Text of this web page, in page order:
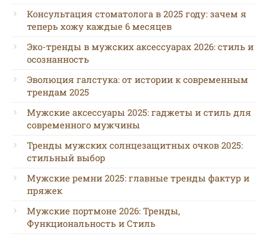
Консультация стоматолога в 2025 году: зачем я
теперь хожу каждые 6 месяцев
Эко-тренды в мужских аксессуарах 2026: стиль и
осознанность
Эволюция галстука: от истории к современным
трендам 2025
Мужские аксессуары 2025: гаджеты и стиль для
современного мужчины
Тренды мужских солнцезащитных очков 2025:
стильный выбор
Мужские ремни 2025: главные тренды фактур и
пряжек
Мужские портмоне 2026: Тренды,
Функциональность и Стиль